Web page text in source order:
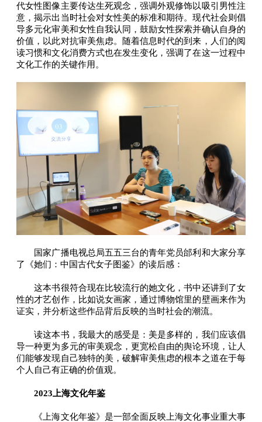
代女性图像主要传达生死观念，强调外观修饰以吸引男性注
意，揭示出当时社会对女性美的标准和期待。现代社会则倡
导多元化审美和女性自我认同，鼓励女性探索并确认自身的
价值，以此对抗审美焦虑。随着信息时代的到来，人们的阅
读习惯和文化消费方式也在发生变化，强调了在这一过程中
文化工作的关键作用。
国家广播电视总局五五三台的青年党员邰利和大家分享
了《她们：中国古代女子图鉴》的读后感：
这本书很符合现在比较流行的她文化，书中还讲到了女
性的才艺创作，比如说女画家，通过博物馆里的壁画来作为
证实，并分析这些作品背后反映的当时社会的潮流。
读这本书，我最大的感受是：美是多样的，我们应该倡
导一种更为多元的审美观念，更宽松自由的舆论环境，让人
们能够发现自己独特的美，破解审美焦虑的根本之道在于每
个人自己有正确的价值观。
2023上海文化年鉴
《上海文化年鉴》是一部全面反映上海文化事业重大事